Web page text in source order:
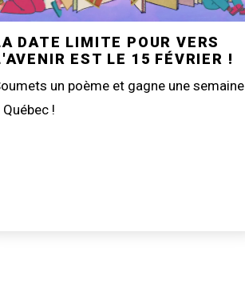
DATE LIMITE POUR VERS
EST LE 15 FÉVRIER !
un poème et gagne une semaine
Québec !